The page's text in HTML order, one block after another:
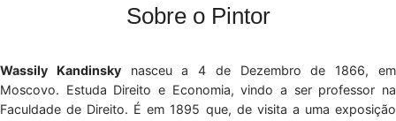
Sobre o Pintor
Wassily Kandinskynasceu a 4 de Dezembro de 1866, em
Moscovo. Estuda Direito e Economia, vindo a ser professor na
Faculdade de Direito. É em 1895 que, de visita a uma exposição